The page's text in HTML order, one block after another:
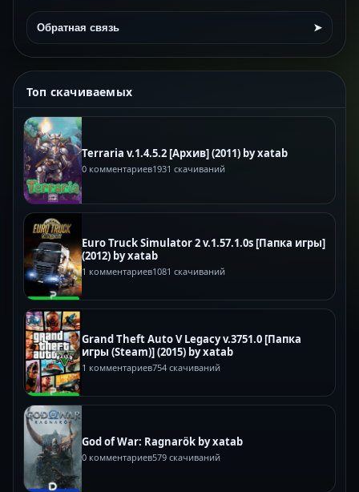
Обратная связь ➤
Топ скачиваемых
Terraria v.1.4.5.2 [Архив] (2011) by xatab
0 комментариев1931 скачиваний
Euro Truck Simulator 2 v.1.57.1.0s [Папка игры]
(2012) by xatab
1 комментариев1081 скачиваний
Grand Theft Auto V Legacy v.3751.0 [Папка
игры (Steam)] (2015) by xatab
1 комментариев754 скачиваний
God of War: Ragnarök by xatab
0 комментариев579 скачиваний